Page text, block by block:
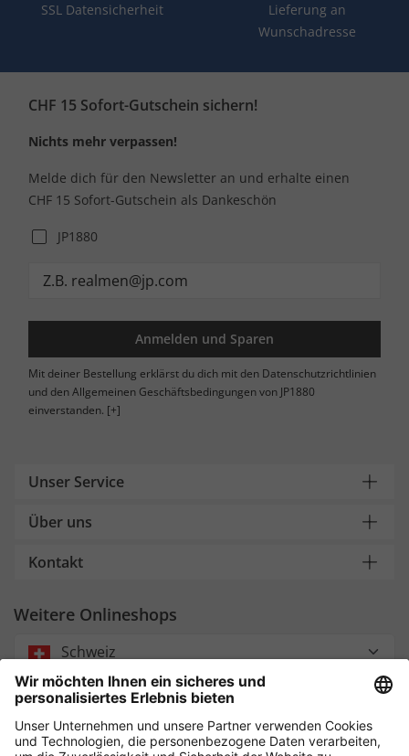
SSL Datensicherheit
Lieferung an
Wunschadresse
CHF 15 Sofort-Gutschein sichern!
Nichts mehr verpassen!
Melde dich für den Newsletter an und erhalte einen
CHF 15 Sofort-Gutschein als Dankeschön
JP1880
Anmelden und Sparen
Mit deiner Bestellung erklärst du dich mit den Datenschutzrichtlinien
und den Allgemeinen Geschäftsbedingungen von JP1880
einverstanden. [+]
Unser Service
Über uns
Kontakt
Weitere Onlineshops
Schweiz
Payment and Delivery